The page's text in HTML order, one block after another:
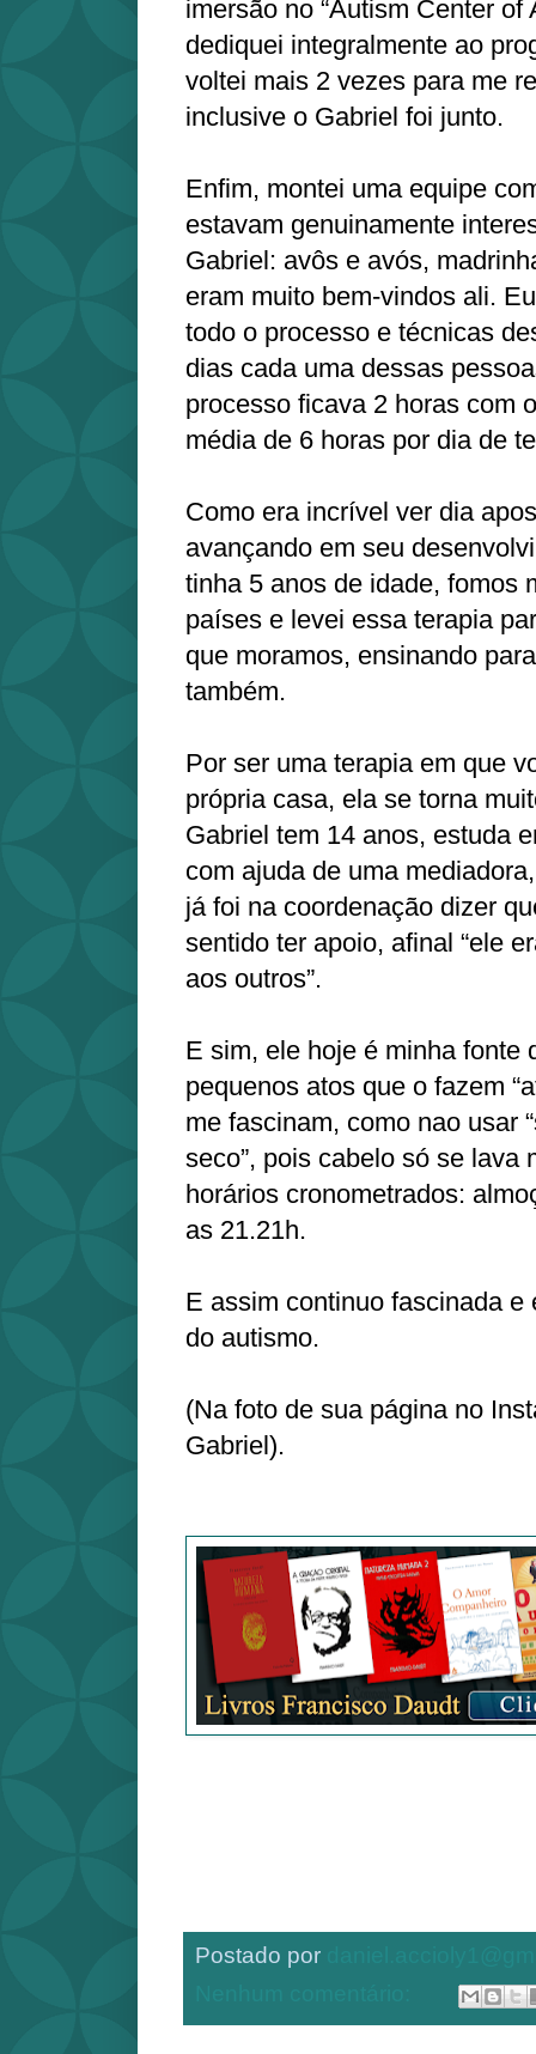
imersão no “Autism Center of
dediquei integralmente ao
voltei mais 2 vezes para me
inclusive o Gabriel foi junto.
Enfim, montei uma equipe
estavam genuinamente
Gabriel: avôs e avós,
eram muito bem-vindos ali.
todo o processo e técnicas
dias cada uma dessas
processo ficava 2 horas com
média de 6 horas por dia de
Como era incrível ver dia
avançando em seu
tinha 5 anos de idade, fomos
países e levei essa terapia
que moramos, ensinando
também.
Por ser uma terapia em que
própria casa, ela se torna
Gabriel tem 14 anos, estuda
com ajuda de uma
já foi na coordenação dizer
sentido ter apoio, afinal “ele
aos outros”.
E sim, ele hoje é minha fonte
pequenos atos que o fazem
me fascinam, como nao usar
seco”, pois cabelo só se lava
horários cronometrados:
as 21.21h.
E assim continuo fascinada e
do autismo.
(Na foto de sua página no
Gabriel).
Postado por